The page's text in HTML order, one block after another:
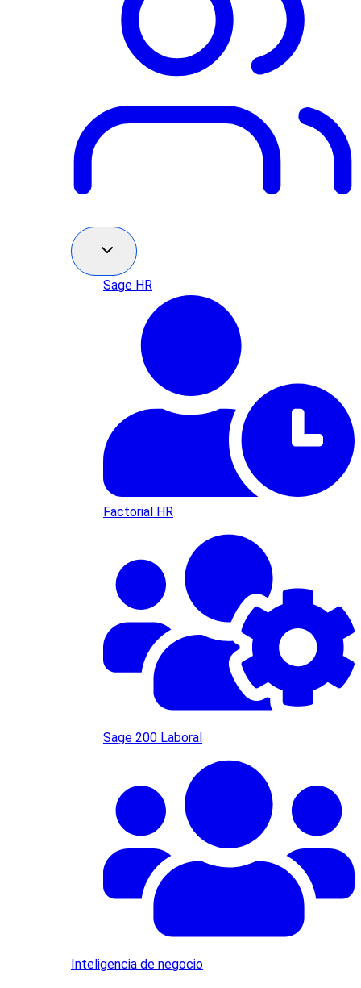
Sage HR
Factorial HR
Sage 200 Laboral
Inteligencia de negocio